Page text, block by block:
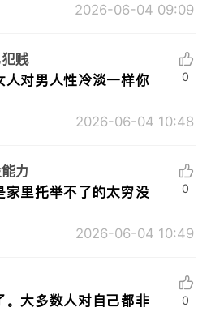
2026-06-04 09:09
贱
人对男人性冷淡一样你
2026-06-04 10:48
0
力
家里托举不了的太穷没
2026-06-04 10:49
0
大多数人对自己都非
0